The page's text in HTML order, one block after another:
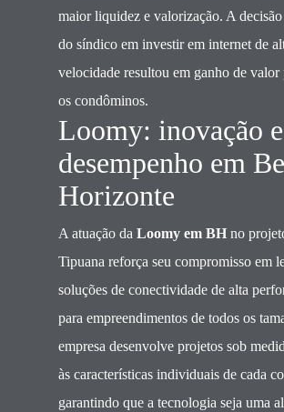
maior liquidez e valorização. A decisão
do síndico em investir em internet de
velocidade resultou em ganho de valor
os condôminos.
Loomy: inovação e
desempenho em
Horizonte
A atuação da Loomy em BH no
Tipuana reforça seu compromisso em
soluções de conectividade de alta
para empreendimentos de todos os
empresa desenvolve projetos sob
às características individuais de cada
garantindo que a tecnologia seja uma